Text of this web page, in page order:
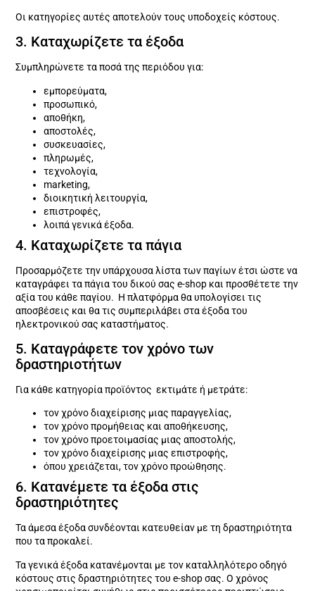
Οι κατηγορίες αυτές αποτελούν τους υποδοχείς κόστους.
3. Καταχωρίζετε τα έξοδα
Συμπληρώνετε τα ποσά της περιόδου για:
εμπορεύματα,
προσωπικό,
αποθήκη,
αποστολές,
συσκευασίες,
πληρωμές,
τεχνολογία,
marketing,
διοικητική λειτουργία,
επιστροφές,
λοιπά γενικά έξοδα.
4. Καταχωρίζετε τα πάγια
Προσαρμόζετε την υπάρχουσα λίστα των παγίων έτσι ώστε να
καταγράφει τα πάγια του δικού σας e-shop και προσθέτετε την
αξία του κάθε παγίου. Η πλατφόρμα θα υπολογίσει τις
αποσβέσεις και θα τις συμπεριλάβει στα έξοδα του
ηλεκτρονικού σας καταστήματος.
5. Καταγράφετε τον χρόνο των
δραστηριοτήτων
Για κάθε κατηγορία προϊόντος εκτιμάτε ή μετράτε:
τον χρόνο διαχείρισης μιας παραγγελίας,
τον χρόνο προμήθειας και αποθήκευσης,
τον χρόνο προετοιμασίας μιας αποστολής,
τον χρόνο διαχείρισης μιας επιστροφής,
όπου χρειάζεται, τον χρόνο προώθησης.
6. Κατανέμετε τα έξοδα στις
δραστηριότητες
Τα άμεσα έξοδα συνδέονται κατευθείαν με τη δραστηριότητα
που τα προκαλεί.
Τα γενικά έξοδα κατανέμονται με τον καταλληλότερο οδηγό
κόστους στις δραστηριότητες του e-shop σας. Ο χρόνος